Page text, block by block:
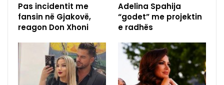
Pas incidentit me
fansin në Gjakovë,
reagon Don Xhoni
Adelina Spahija
“godet” me projektin
e radhës